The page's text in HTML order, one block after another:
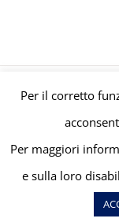
© Gruppo Polaris
Cookie
Per il corretto
Per maggiori
e sulla loro